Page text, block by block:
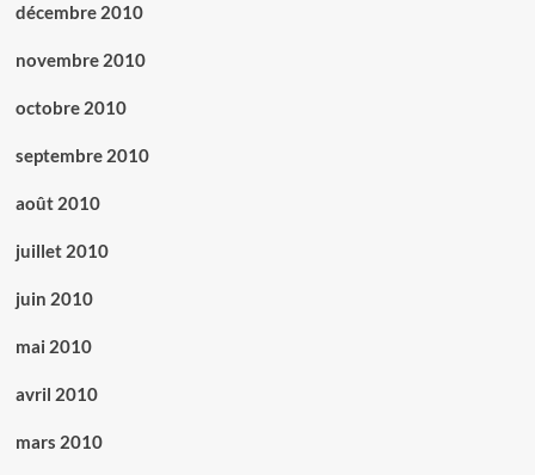
décembre 2010
novembre 2010
octobre 2010
septembre 2010
août 2010
juillet 2010
juin 2010
mai 2010
avril 2010
mars 2010